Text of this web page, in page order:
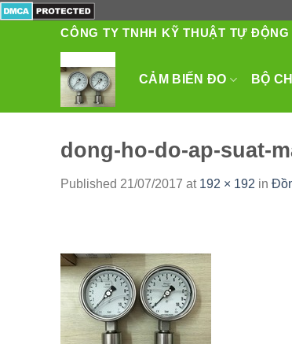
to
CÔNG TY TNHH KỸ THUẬT TỰ
CẢM BIẾN ĐO BỘ
dong-ho-do-ap-suat-
Published 21/07/2017 at 192 × 192 in